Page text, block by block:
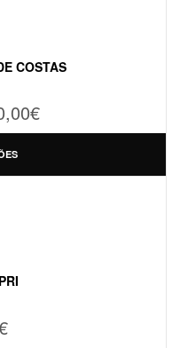
COSTAS
€